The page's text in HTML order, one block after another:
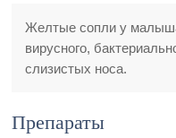
Желтые сопли у
вирусного,
слизистых носа.
Препараты